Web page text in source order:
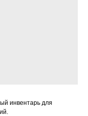
инвентарь для